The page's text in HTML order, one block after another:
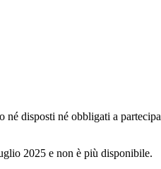
disposti né obbligati a
2025 e non è più disponibile.